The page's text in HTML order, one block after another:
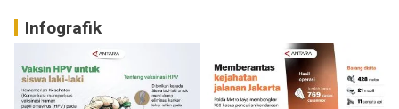
Infografik